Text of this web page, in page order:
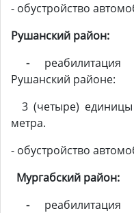
- обустройство
Рушанский район:
-
Рушанский районе:
3 (четыре)
метра.
- обустройство
Мургабский район:
-